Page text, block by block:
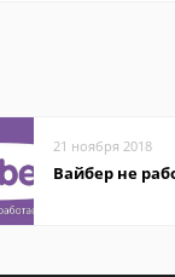
21 ноября 2018
Вайбер не